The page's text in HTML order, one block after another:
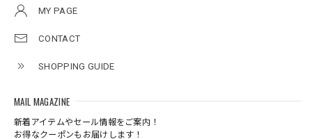
MY PAGE
CONTACT
SHOPPING GUIDE
MAIL MAGAZINE
新着アイテムやセール情報をご案内！
お得なクーポンもお届けします！